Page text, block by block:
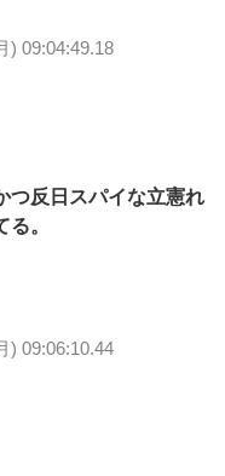
) 09:04:49.18
つ反日スパイな立憲れ
。
) 09:06:10.44